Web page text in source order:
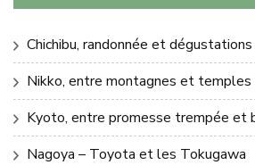
Chichibu, randonnée et dégustations
Nikko, entre montagnes et temples
Kyoto, entre promesse trempée et
Nagoya – Toyota et les Tokugawa